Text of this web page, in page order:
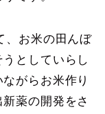
、お米の田んぼ
としていらし
がらお米作り
薬の開発をさ